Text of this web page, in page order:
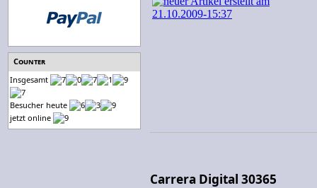
Counter
Insgesamt
Besucher heute
jetzt online
Carrera Digital 30365